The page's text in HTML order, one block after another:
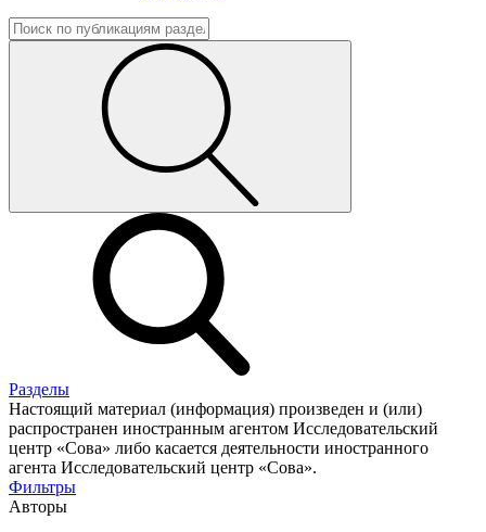
Разделы
Настоящий материал (информация) произведен и (или)
распространен иностранным агентом Исследовательский
центр «Сова» либо касается деятельности иностранного
агента Исследовательский центр «Сова».
Фильтры
Авторы